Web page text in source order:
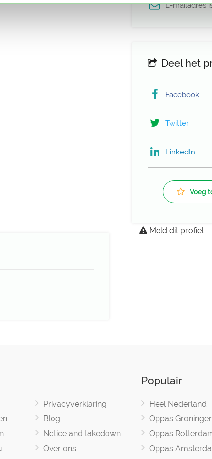
E-mailadres
Deel het
Facebook
Twitter
LinkedIn
Voeg
Meld dit profiel
Privacyverklaring
Blog
Notice and takedown
Over ons
Populair
Heel Nederland
Oppas
Oppas
Oppas